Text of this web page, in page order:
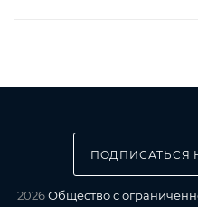
ПОДПИСАТЬСЯ
2026Общество с